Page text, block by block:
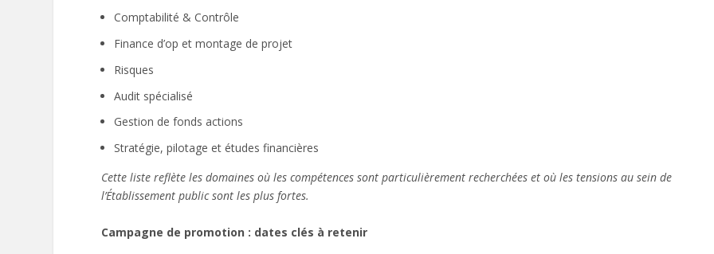
Comptabilité & Contrôle
Finance d’op et montage de projet
Risques
Audit spécialisé
Gestion de fonds actions
Stratégie, pilotage et études financières
Cette liste reflète les domaines où les compétences sont particulièrement recherchées et où les tensions au sein de
l’Établissement public sont les plus fortes.
Campagne de promotion : dates clés à retenir